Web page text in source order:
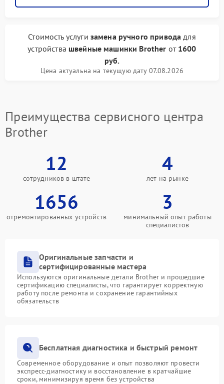
Стоимость услуги замена ручного привода для
устройства швейные машинки Brother от 1600
руб.
Цена актуальна на текущую дату 07.08.2026
Преимущества сервисного центра
Brother
12
сотрудников в штате
4
лет на рынке
1656
отремонтированных устройств
3
минимальный опыт работы
специалистов
Оригинальные запчасти и
сертифицированные мастера
Используются оригинальные детали Brother и прошедшие
сертификацию специалисты, что гарантирует корректную
работу после ремонта и сохранение гарантийных
обязательств
Бесплатная диагностика и быстрый ремонт
Современное оборудование и опыт позволяют провести
экспресс-диагностику и восстановление в кратчайшие
сроки, минимизируя время без устройства